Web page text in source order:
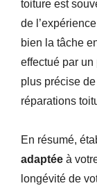
toiture est
de
bien la tâche
effectué par
plus précise
réparations
En résumé,
adaptée à
longévité de